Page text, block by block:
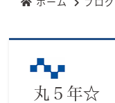
丸５年☆